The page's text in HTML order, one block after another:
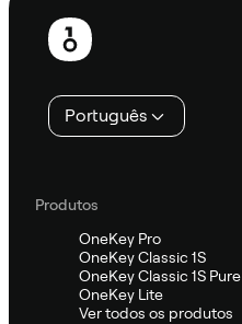
Rodapé
Português
Produtos
OneKey Pro
OneKey Classic 1S
OneKey Classic 1S Pure
OneKey Lite
Ver todos os produtos